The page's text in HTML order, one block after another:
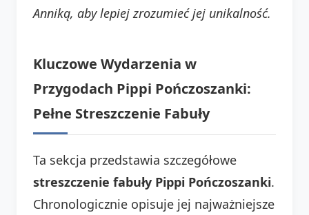
Anniką, aby lepiej zrozumieć jej unikalność.
Kluczowe Wydarzenia w
Przygodach Pippi Pończoszanki:
Pełne Streszczenie Fabuły
Ta sekcja przedstawia szczegółowe
streszczenie fabuły Pippi Pończoszanki.
Chronologicznie opisuje jej najważniejsze